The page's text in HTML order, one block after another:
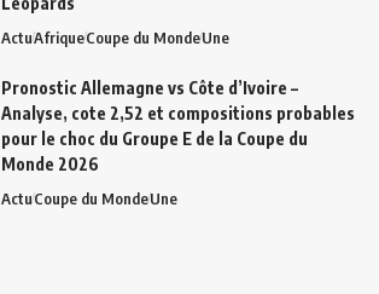
ActuAfriqueCoupe du MondeUne
Pronostic Allemagne vs Côte d’Ivoire –
Analyse, cote 2,52 et compositions probables
pour le choc du Groupe E de la Coupe du
Monde 2026
ActuCoupe du MondeUne